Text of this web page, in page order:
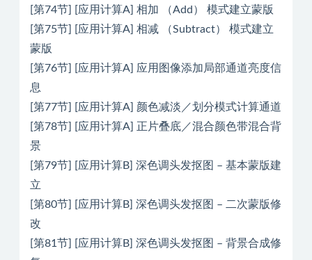
[第74节] [应用计算A] 相加 （Add） 模式建立蒙版
[第75节] [应用计算A] 相减 （Subtract） 模式建立
蒙版
[第76节] [应用计算A] 应用图像添加局部通道亮度信
息
[第77节] [应用计算A] 颜色减淡／划分模式计算通道
[第78节] [应用计算A] 正片叠底／混合颜色带混合背
景
[第79节] [应用计算B] 深色调头发抠图 – 基本蒙版建
立
[第80节] [应用计算B] 深色调头发抠图 – 二次蒙版修
改
[第81节] [应用计算B] 深色调头发抠图 – 背景合成修